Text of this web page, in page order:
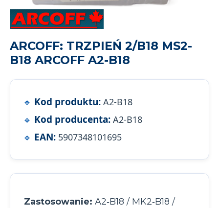
ARCOFF: TRZPIEŃ 2/B18 MS2-
B18 ARCOFF A2-B18
Kod produktu: A2-B18
Kod producenta: A2-B18
EAN: 5907348101695
Zastosowanie: A2‑B18 / MK2‑B18 /